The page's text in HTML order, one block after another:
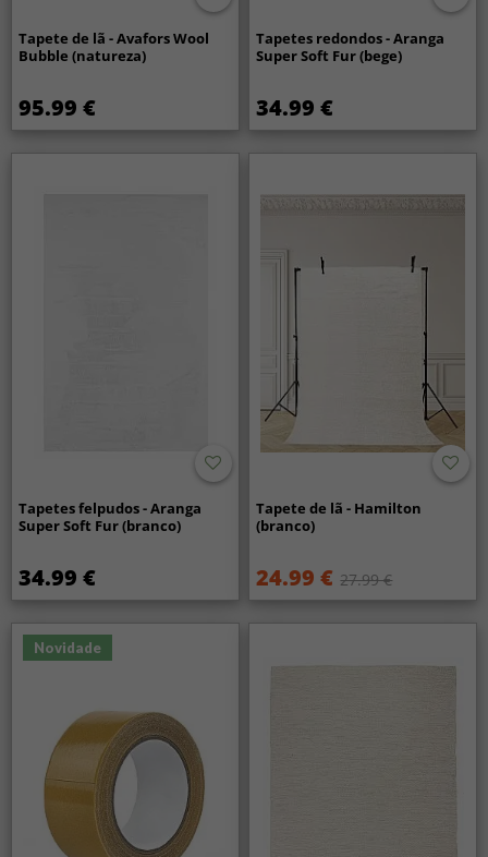
Tapete de lã - Avafors Wool
Bubble (natureza)
95.99 €
Tapetes redondos - Aranga
Super Soft Fur (bege)
34.99 €
Tapetes felpudos - Aranga
Super Soft Fur (branco)
34.99 €
Tapete de lã - Hamilton
(branco)
24.99 € 27.99 €
Novidade